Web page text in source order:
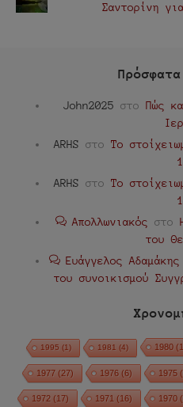
Σαντορίνη
John2025 στο Πώς
ARHS στο Το
ARHS στο Το
Απολλωνιακός στο
του
Ευάγγελος Αδαμάκης
του συνοικισμού
1995 (1) 1981 (4) 1980
1977 (27) 1976 (6) 1975
1972 (17) 1971 (16) 1970